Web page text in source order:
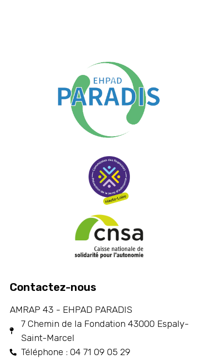
Contactez-nous
AMRAP 43 - EHPAD PARADIS
7 Chemin de la Fondation 43000 Espaly-
Saint-Marcel
Téléphone : 04 71 09 05 29